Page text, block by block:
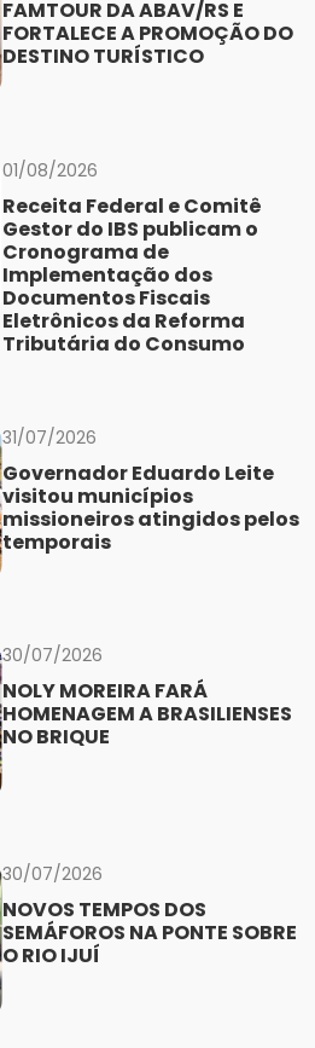
FAMTOUR DA ABAV/RS E
FORTALECE A PROMOÇÃO DO
DESTINO TURÍSTICO
01/08/2026
Receita Federal e Comitê
Gestor do IBS publicam o
Cronograma de
Implementação dos
Documentos Fiscais
Eletrônicos da Reforma
Tributária do Consumo
31/07/2026
Governador Eduardo Leite
visitou municípios
missioneiros atingidos pelos
temporais
30/07/2026
NOLY MOREIRA FARÁ
HOMENAGEM A BRASILIENSES
NO BRIQUE
30/07/2026
NOVOS TEMPOS DOS
SEMÁFOROS NA PONTE SOBRE
O RIO IJUÍ